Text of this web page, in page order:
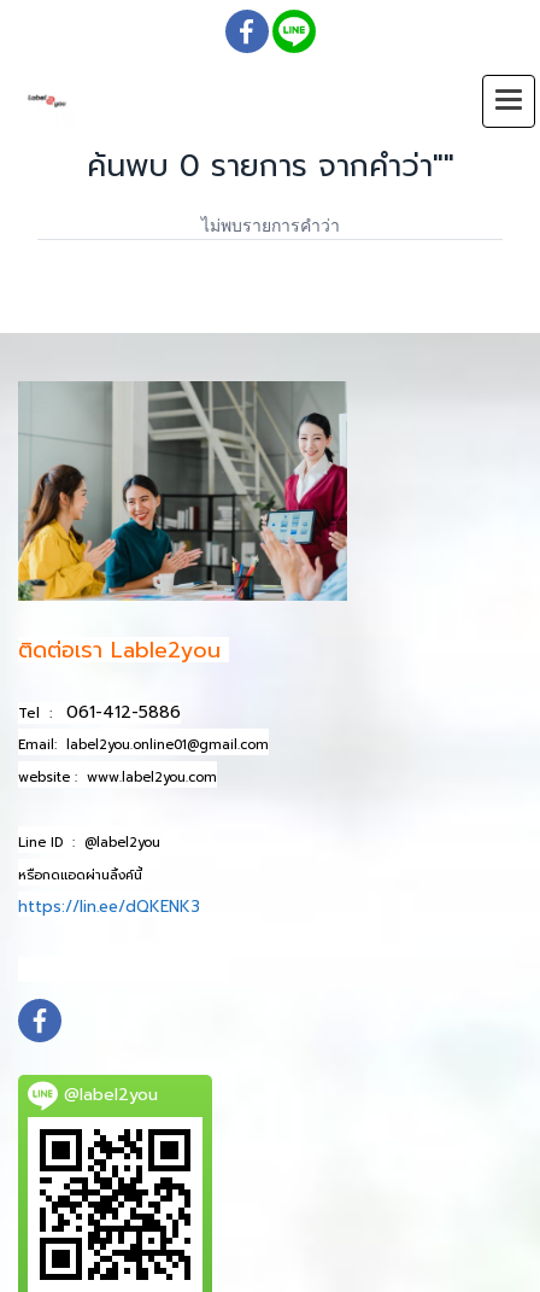
ค้นพบ 0 รายการ จากคำว่า""
ไม่พบรายการคำว่า
ติดต่อเรา Lable2you
Tel : 061-412-5886
Email: label2you.online01@gmail.com
website : www.label2you.com
Line ID : @label2you
หรือกดแอดผ่านลิ้งค์นี้
https://lin.ee/dQKENK3
@label2you